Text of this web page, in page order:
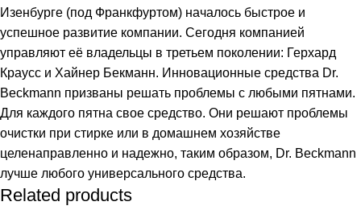
Изенбурге (под Франкфуртом) началось быстрое и
успешное развитие компании. Сегодня компанией
управляют её владельцы в третьем поколении: Герхард
Краусс и Хайнер Бекманн. Инновационные средства Dr.
Beckmann призваны решать проблемы с любыми пятнами.
Для каждого пятна свое средство. Они решают проблемы
очистки при стирке или в домашнем хозяйстве
целенаправленно и надежно, таким образом, Dr. Beckmann
лучше любого универсального средства.
Related products